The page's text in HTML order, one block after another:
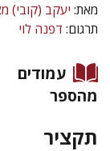
מאת: יעקב (קובי)
תרגום: דפנה לוי
עמודים
מהספר
תקציר